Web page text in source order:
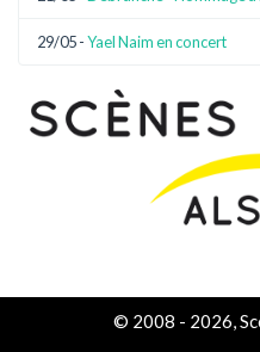
29/05 -Yael Naim en concert
© 2008 - 2026,